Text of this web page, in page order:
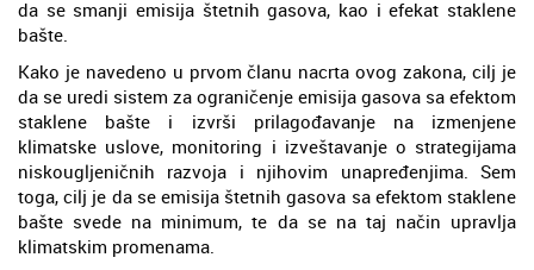
da se smanji emisija štetnih gasova, kao i efekat staklene
bašte.
Kako je navedeno u prvom članu nacrta ovog zakona, cilj je
da se uredi sistem za ograničenje emisija gasova sa efektom
staklene bašte i izvrši prilagođavanje na izmenjene
klimatske uslove, monitoring i izveštavanje o strategijama
niskougljeničnih razvoja i njihovim unapređenjima. Sem
toga, cilj je da se emisija štetnih gasova sa efektom staklene
bašte svede na minimum, te da se na taj način upravlja
klimatskim promenama.